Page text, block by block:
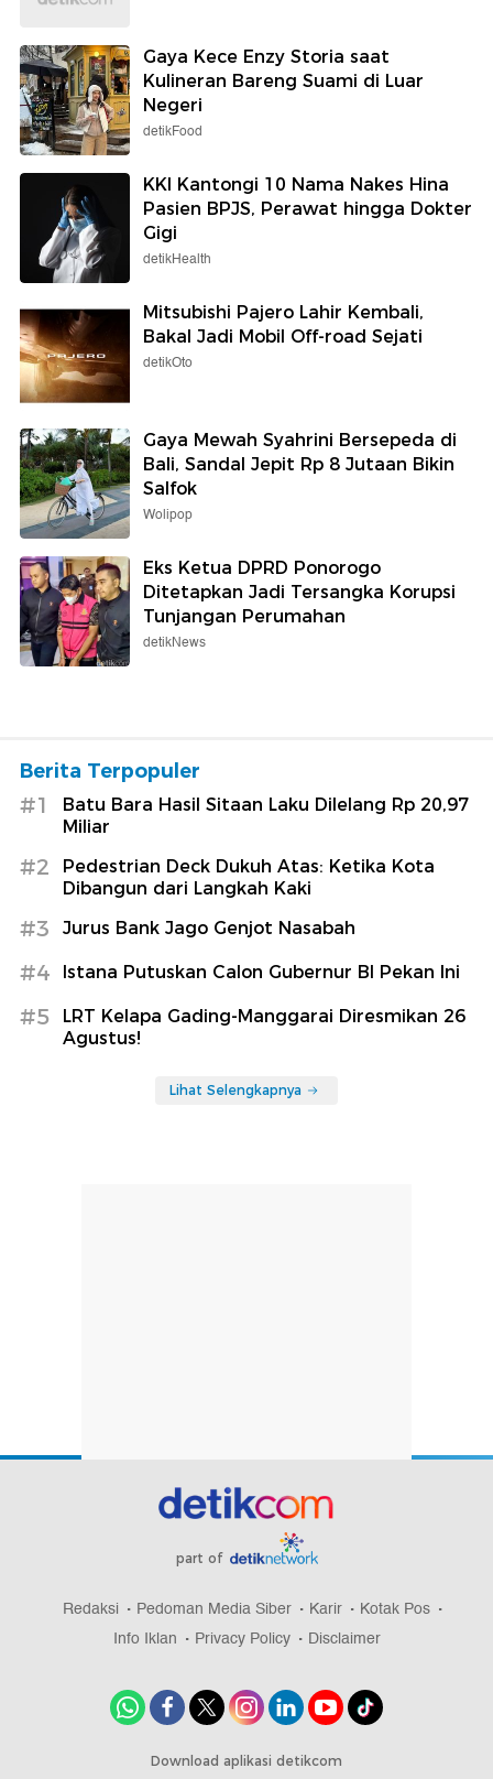
Gaya Kece Enzy Storia saat
Kulineran Bareng Suami di Luar
Negeri
detikFood
KKI Kantongi 10 Nama Nakes Hina
Pasien BPJS, Perawat hingga Dokter
Gigi
detikHealth
Mitsubishi Pajero Lahir Kembali,
Bakal Jadi Mobil Off-road Sejati
detikOto
Gaya Mewah Syahrini Bersepeda di
Bali, Sandal Jepit Rp 8 Jutaan Bikin
Salfok
Wolipop
Eks Ketua DPRD Ponorogo
Ditetapkan Jadi Tersangka Korupsi
Tunjangan Perumahan
detikNews
Berita Terpopuler
#1
Batu Bara Hasil Sitaan Laku Dilelang Rp 20,97
Miliar
#2
Pedestrian Deck Dukuh Atas: Ketika Kota
Dibangun dari Langkah Kaki
#3 Jurus Bank Jago Genjot Nasabah
#4 Istana Putuskan Calon Gubernur BI Pekan Ini
#5
LRT Kelapa Gading-Manggarai Diresmikan 26
Agustus!
Lihat Selengkapnya
part of
Redaksi Pedoman Media Siber Karir
Kotak Pos
Info Iklan
Privacy Policy Disclaimer
Download aplikasi detikcom